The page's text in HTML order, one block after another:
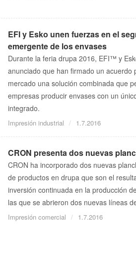
EFI y Esko unen fuerzas en el
emergente de los envases
Durante la feria drupa 2016, EFI™ y
anunciado que han firmado un acuerdo
mercado una solución combinada que
empresas producir envases con un
integrado.
Impresión industrial 1.7.2016
CRON presenta dos nuevas
CRON ha incorporado dos nuevas
de productos en drupa que son el
inversión continuada en la producción
las que se abrieron dos nuevas líneas
Impresión comercial 1.7.2016